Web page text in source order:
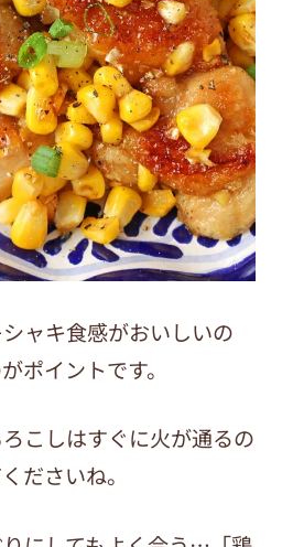
ャキ食感がおいしいの
ポイントです。
こしはすぐに火が通るの
ださいね。